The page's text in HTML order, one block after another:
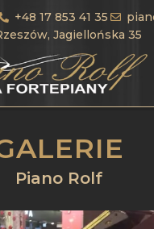
+48 17 853 41 35
Jagiellońska 35
Piano Rolf